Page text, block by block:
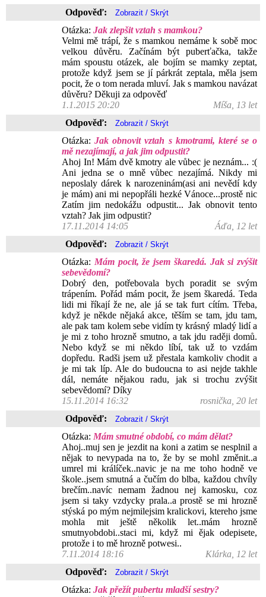
Odpověď:
Otázka: Jak zlepšit vztah s mamkou?
Velmi mě trápí, že s mamkou nemáme k sobě moc
velkou důvěru. Začínám být puberťačka, takže
mám spoustu otázek, ale bojím se mamky zeptat,
protože když jsem se jí párkrát zeptala, měla jsem
pocit, že o tom nerada mluví. Jak s mamkou navázat
důvěru? Děkuji za odpověď
1.1.2015 20:20
Míša, 13 let
Odpověď:
Otázka:Jak obnovit vztah s kmotrami, které se o
mě nezajímají, a jak jim odpustit?
Ahoj In! Mám dvě kmotry ale vůbec je neznám... :(
Ani jedna se o mně vůbec nezajímá. Nikdy mi
neposlaly dárek k narozeninám(asi ani nevědí kdy
je mám) ani mi nepopřáli hezké Vánoce...prostě nic
Zatím jim nedokážu odpustit... Jak obnovit tento
vztah? Jak jim odpustit?
17.11.2014 14:05
Áďa, 12 let
Odpověď:
Otázka: Mám pocit, že jsem škaredá. Jak si zvýšit
sebevědomí?
Dobrý den, potřebovala bych poradit se svým
trápením. Pořád mám pocit, že jsem škaredá. Teda
lidi mi říkají že ne, ale já se tak furt cítím. Třeba,
když je někde nějaká akce, těším se tam, jdu tam,
ale pak tam kolem sebe vidím ty krásný mladý lidí a
je mi z toho hrozně smutno, a tak jdu raději domů.
Nebo když se mi někdo líbí, tak už to vzdám
dopředu. Radši jsem už přestala kamkoliv chodit a
je mi tak líp. Ale do budoucna to asi nejde takhle
dál, nemáte nějakou radu, jak si trochu zvýšit
sebevědomí? Díky
15.11.2014 16:32
rosnička, 20 let
Odpověď:
Otázka: Mám smutné období, co mám dělat?
Ahoj..muj sen je jezdit na koni a zatim se nesplnil a
nějak to nevypada na to, že by se mohl změnit..a
umrel mi králíček..navic je na me toho hodně ve
škole..jsem smutná a čučím do blba, každou chvíly
brečím..navíc nemam žadnou nej kamosku, coz
jsem si taky vzdycky prala..a prostě se mi hrozně
stýská po mým nejmilejsim kralickovi, ktereho jsme
mohla mit ještě několik let..mám hrozně
smutnyobdobi..staci mi, když mi ějak odepisete,
protože i to mě hrozně potwesi..
7.11.2014 18:16
Klárka, 12 let
Odpověď:
Otázka: Jak přežít pubertu mladší sestry?